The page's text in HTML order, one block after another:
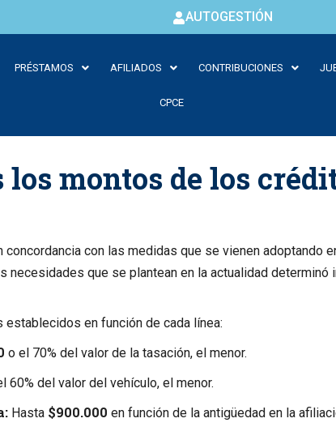
AUTOGESTIÓN
PRÉSTAMOS AFILIADOS CONTRIBUCIONES
CPCE
montos de los
concordancia con las medidas que se vienen
necesidades que se plantean en la actualidad determinó
en función de cada línea:
o el 70% del valor de la tasación, el menor.
60% del valor del vehículo, el menor.
Hasta $900.000 en función de la antigüedad en la